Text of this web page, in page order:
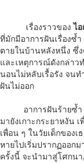
เรื่องราวของไ
ที่มักมีอาการฝันเรื่องซ้
ตายในบ้านหลังหนึ่ง ซึ่ง
และเหตุการณ์ดังกล่าว
นอนไม่หลับเรื้อรัง จนท
ฝันไม่ออก
อาการฝันร้ายซ้ำ ๆ
มายังเกาะกระยาหงัน
เพื่อน ๆ ในวัยเด็กของ
หายไปเริ่มปรากฏออก
ครั้งนี้ จะนำมาสู่โศกน